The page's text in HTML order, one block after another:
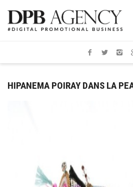
HIPANEMA POIRAY DANS LA